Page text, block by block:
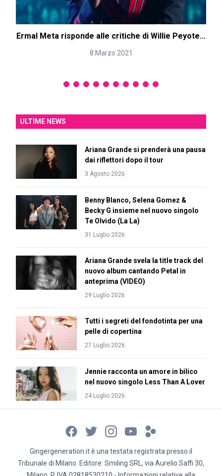
Ermal Meta risponde alle critiche di Willie Peyote...
8 Marzo 2021
ULTIME NEWS
Ariana Grande si prenderà una pausa
dai riflettori dopo il tour
3 Agosto 2026
Benny Blanco, Selena Gomez &
Becky G insieme nel nuovo singolo
Te Olvido (La La)
31 Luglio 2026
Ariana Grande svela la title track del
nuovo album cantando Petal in
anteprima (VIDEO)
29 Luglio 2026
Tutti i segreti del fondotinta per una
pelle di copertina
27 Luglio 2026
Jennie racconta un amore in bilico
nel nuovo singolo Less Than A Lover
24 Luglio 2026
Gingergeneration.it è una testata registrata presso il
Tribunale di Milano. Editore: Smiling SRL, via Aurelio Saffi 30,